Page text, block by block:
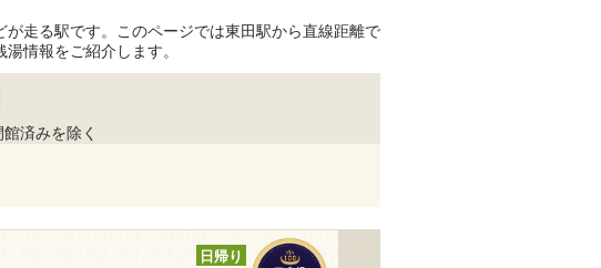
走る駅です。このページでは東田駅から直線距離で
情報をご紹介します。
館済みを除く
日帰り